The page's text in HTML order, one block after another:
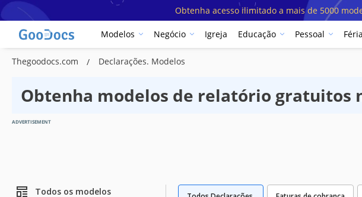
Obtenha acesso ilimitado a mais de 5000
Modelos Negócio Igreja Educação Pessoal
Thegoodocs.com Declarações. Modelos
Obtenha modelos de relatório gratuitos
ADVERTISEMENT
Todos os modelos